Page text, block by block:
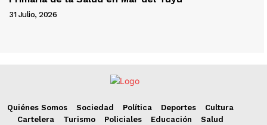
31 Julio, 2026
Quiénes Somos Sociedad Política Deportes
Cultura
Cartelera
Turismo Policiales Educación
Salud